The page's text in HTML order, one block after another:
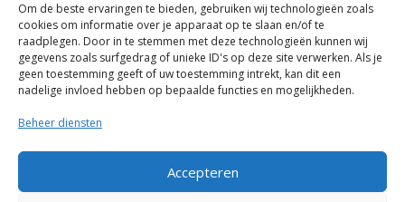
Om de beste ervaringen te bieden, gebruiken wij technologieën zoals
cookies om informatie over je apparaat op te slaan en/of te
raadplegen. Door in te stemmen met deze technologieën kunnen wij
gegevens zoals surfgedrag of unieke ID's op deze site verwerken. Als je
geen toestemming geeft of uw toestemming intrekt, kan dit een
nadelige invloed hebben op bepaalde functies en mogelijkheden.
Beheer diensten
Accepteren
doorAcme Themes